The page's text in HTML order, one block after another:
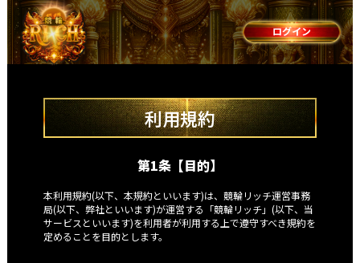
ログイン
利用規約
第1条【目的】
本利用規約(以下、本規約といいます)は、競輪リッチ運営事務
局(以下、弊社といいます)が運営する「競輪リッチ」(以下、当
サービスといいます)を利用者が利用する上で遵守すべき規約を
定めることを目的とします。